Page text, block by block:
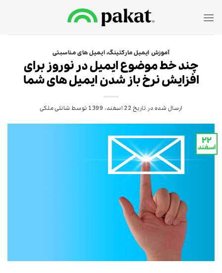
آموزش ایمیل مارکتینگ،ایمیل های مناسبتی
چند خط موضوع ایمیل در نوروز برای
افزایش نرخ باز شدن ایمیل های شما
ارسال شده در تاریخ 22 اسفند، 1399 توسط شانلی ملکی
۲۲
اسفند